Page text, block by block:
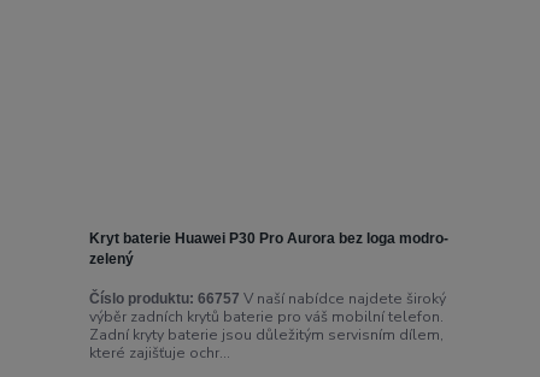
Kryt baterie Huawei P30 Pro Aurora bez loga modro-
zelený
Číslo produktu: 66757 V naší nabídce najdete široký
výběr zadních krytů baterie pro váš mobilní telefon.
Zadní kryty baterie jsou důležitým servisním dílem,
které zajišťuje ochr...